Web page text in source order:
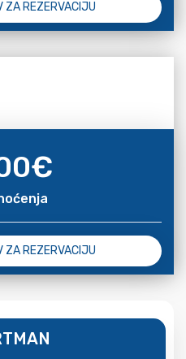
ZA REZERVACIJU
€
ZA REZERVACIJU